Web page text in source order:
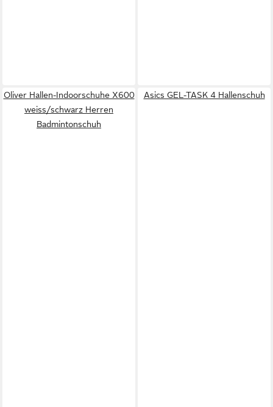
Oliver Hallen-Indoorschuhe X600
weiss/schwarz Herren
Badmintonschuh
Asics GEL-TASK 4 Hallenschuh